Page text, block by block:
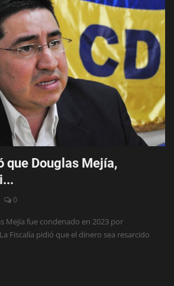
que Douglas Mejía,
0
Mejía fue condenado en 2023 por
Fiscalía pidió que el dinero sea resarcido